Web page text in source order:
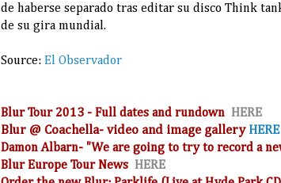
de haberse separado tras editar su disco Think
de su gira mundial.
Source: El Observador
Blur Tour 2013 - Full dates and rundown HERE
Blur @ Coachella- video and image gallery HERE
Damon Albarn- "We are going to try to record a
Blur Europe Tour News HERE